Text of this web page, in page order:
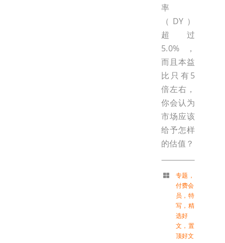
率
（DY）
超过
5.0%，
而且本益
比只有5
倍左右，
你会认为
市场应该
给予怎样
的估值？
专题 ，
付费会
员 ， 特
写 ， 精
选好
文 ， 置
顶好文